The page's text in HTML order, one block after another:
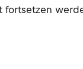
fortsetzen